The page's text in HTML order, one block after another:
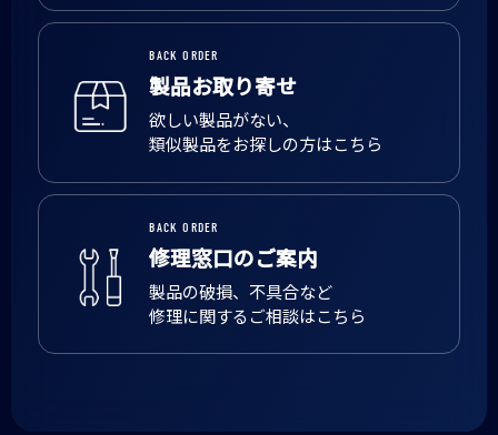
BACK ORDER
製品お取り寄せ
欲しい製品がない、
類似製品をお探しの方はこちら
BACK ORDER
修理窓口のご案内
製品の破損、不具合など
修理に関するご相談はこちら